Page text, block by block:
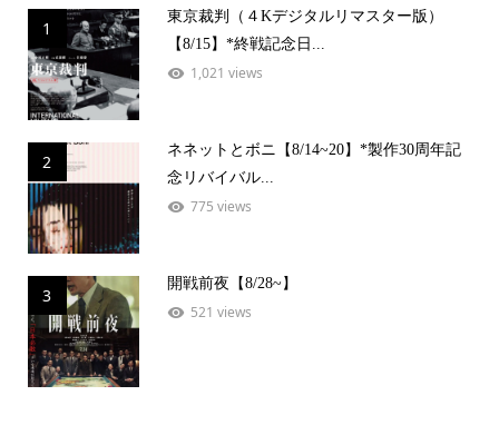
1
東京裁判（４Kデジタルリマスター版）
【8/15】*終戦記念日...
1,021 views
2
ネネットとボニ【8/14~20】*製作30周年記
念リバイバル...
775 views
3
開戦前夜【8/28~】
521 views